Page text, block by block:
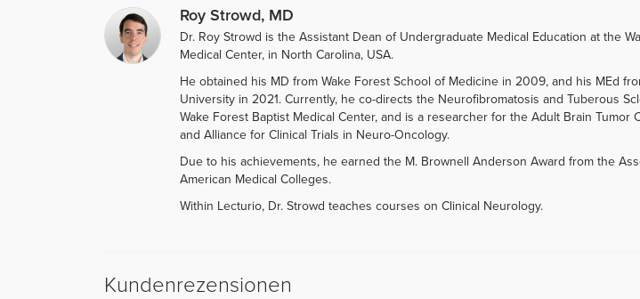
Roy Strowd, MD
Dr. Roy Strowd is the Assistant Dean of Undergraduate Medical Education at the
Medical Center, in North Carolina, USA.
He obtained his MD from Wake Forest School of Medicine in 2009, and his MEd
University in 2021. Currently, he co-directs the Neurofibromatosis and Tuberous
Wake Forest Baptist Medical Center, and is a researcher for the Adult Brain Tumor
and Alliance for Clinical Trials in Neuro-Oncology.
Due to his achievements, he earned the M. Brownell Anderson Award from the
American Medical Colleges.
Within Lecturio, Dr. Strowd teaches courses on Clinical Neurology.
Kundenrezensionen